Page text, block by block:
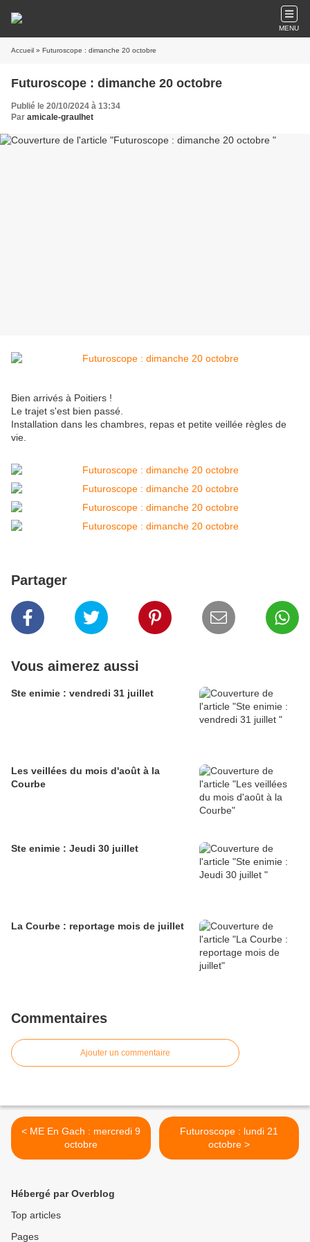
MENU
Accueil » Futuroscope : dimanche 20 octobre
Futuroscope : dimanche 20 octobre
Publié le 20/10/2024 à 13:34
Par amicale-graulhet
Bien arrivés à Poitiers !
Le trajet s'est bien passé.
Installation dans les chambres, repas et petite veillée règles de
vie.
Partager
Vous aimerez aussi
Ste enimie : vendredi 31 juillet
Les veillées du mois d'août à la
Courbe
Ste enimie : Jeudi 30 juillet
La Courbe : reportage mois de juillet
Commentaires
Ajouter un commentaire
< ME En Gach : mercredi 9
octobre
Futuroscope : lundi 21
octobre >
Hébergé par Overblog
Top articles
Pages